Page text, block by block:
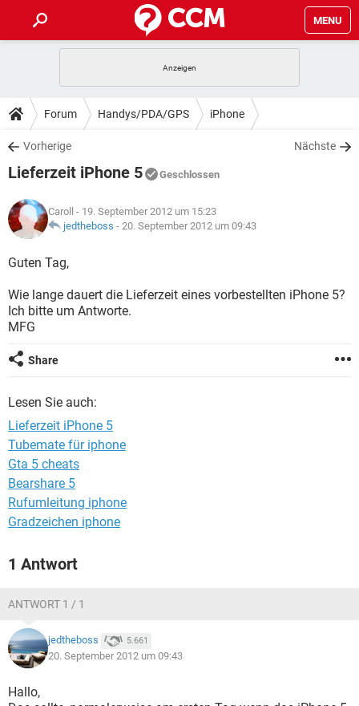
MENU
ANDROID IOS
WINDOWS 10
WHATSAPP TIKTOK
FACEBOOK
TIPPS & TRICKS
SPIELE STREAMING
WHATSAPP TIKTOK
FACEBOOK
DOWNLOADS
SPIELE STREAMING
ANDROID
WINDOWS 10 INSTAGRAM
WHATSAPP
SPIELE STREAMING
ANDROID
WINDOWS 10
WHATSAPP TIKTOK
FACEBOOK
LEXIKON
SPIELE
WINDOWS 10
FACEBOOK
Forum Handys/PDA/GPS iPhone
Vorherige Nächste
Lieferzeit iPhone 5 Geschlossen
Caroll - 19. September 2012 um 15:23
jedtheboss - 20. September 2012 um 09:43
Guten Tag,
Wie lange dauert die Lieferzeit eines vorbestellten iPhone 5?
Ich bitte um Antworte.
MFG
Share
Lesen Sie auch:
Lieferzeit iPhone 5
Tubemate für iphone
Gta 5 cheats
Bearshare 5
Rufumleitung iphone
Gradzeichen iphone
1 Antwort
ANTWORT 1 / 1
jedtheboss 5.661
20. September 2012 um 09:43
Hallo,